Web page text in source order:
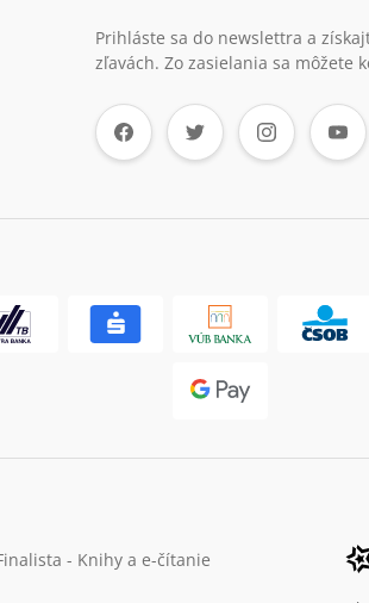
Prihláste sa do newslettra a
zľavách. Zo zasielania sa môžete
- Knihy a e-čítanie